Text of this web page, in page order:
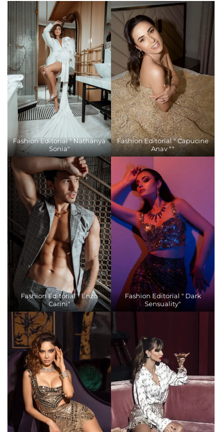
Fashion Editorial " Nathanya
Sonia"
Fashion Editorial " Capucine
Anav ""
Fashion Editorial " Enzo
Carini"
Fashion Editorial " Dark
Sensuality"